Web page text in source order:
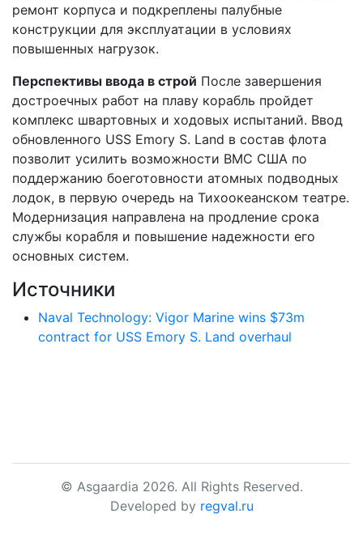
ремонт корпуса и подкреплены палубные
конструкции для эксплуатации в условиях
повышенных нагрузок.
Перспективы ввода в строй После завершения
достроечных работ на плаву корабль пройдет
комплекс швартовных и ходовых испытаний. Ввод
обновленного USS Emory S. Land в состав флота
позволит усилить возможности ВМС США по
поддержанию боеготовности атомных подводных
лодок, в первую очередь на Тихоокеанском театре.
Модернизация направлена на продление срока
службы корабля и повышение надежности его
основных систем.
Источники
Naval Technology: Vigor Marine wins $73m
contract for USS Emory S. Land overhaul
© Asgaardia 2026. All Rights Reserved.
Developed by regval.ru